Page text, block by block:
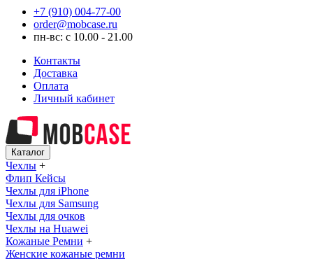
+7 (910) 004-77-00
order@mobcase.ru
пн-вс: с 10.00 - 21.00
Контакты
Доставка
Оплата
Личный кабинет
Каталог
Чехлы +
Флип Кейсы
Чехлы для iPhone
Чехлы для Samsung
Чехлы для очков
Чехлы на Huawei
Кожаные Ремни +
Женские кожаные ремни